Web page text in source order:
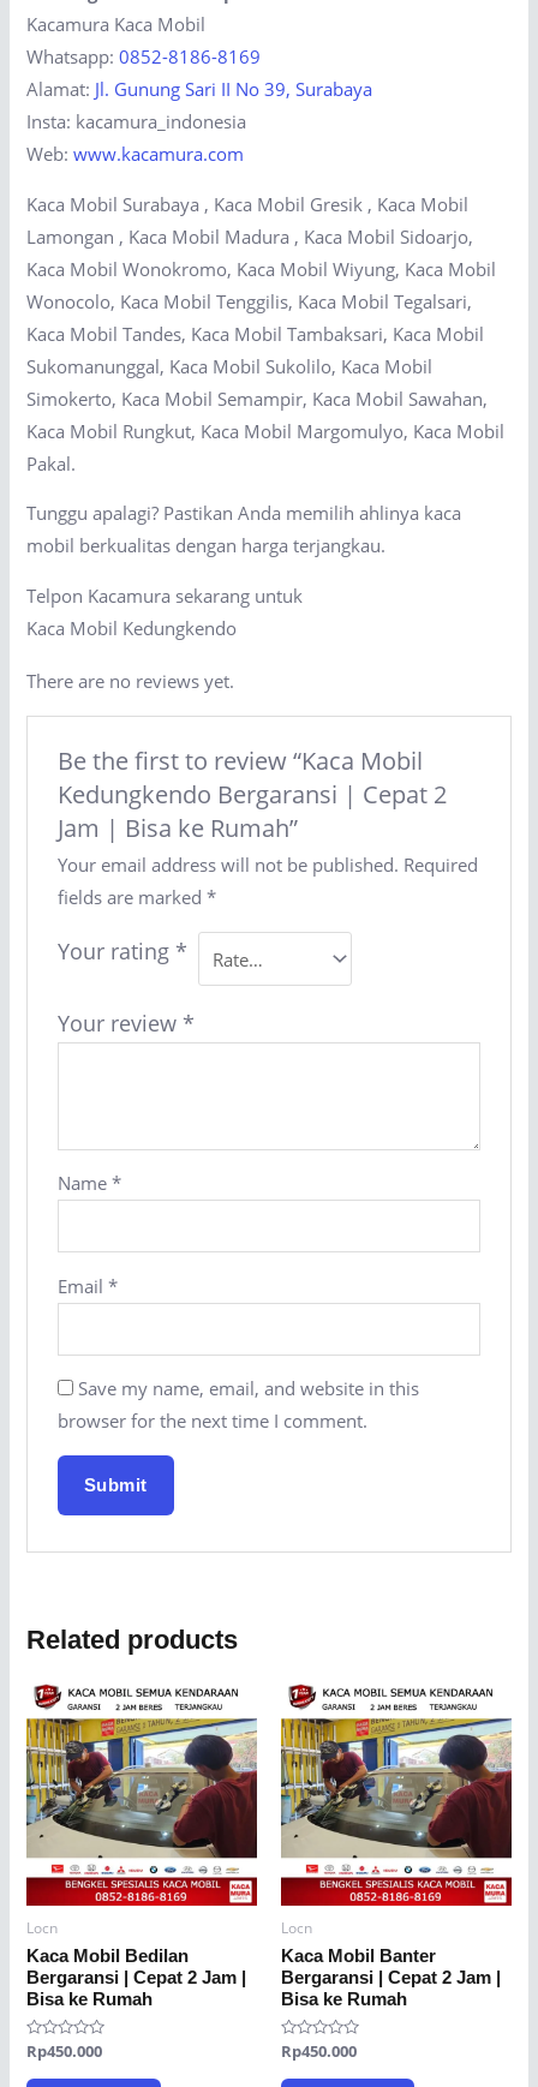
Kacamura Kaca Mobil
Whatsapp:0852-8186-8169
Alamat: Jl. Gunung Sari II No 39, Surabaya
Insta: kacamura_indonesia
Web:www.kacamura.com
Kaca Mobil Surabaya , Kaca Mobil Gresik , Kaca Mobil
Lamongan , Kaca Mobil Madura , Kaca Mobil Sidoarjo,
Kaca Mobil Wonokromo, Kaca Mobil Wiyung, Kaca Mobil
Wonocolo, Kaca Mobil Tenggilis, Kaca Mobil Tegalsari,
Kaca Mobil Tandes, Kaca Mobil Tambaksari, Kaca Mobil
Sukomanunggal, Kaca Mobil Sukolilo, Kaca Mobil
Simokerto, Kaca Mobil Semampir, Kaca Mobil Sawahan,
Kaca Mobil Rungkut, Kaca Mobil Margomulyo, Kaca Mobil
Pakal.
Tunggu apalagi? Pastikan Anda memilih ahlinya kaca
mobil berkualitas dengan harga terjangkau.
Telpon Kacamura sekarang untuk
Kaca Mobil Kedungkendo
There are no reviews yet.
Be the first to review “Kaca Mobil
Kedungkendo Bergaransi | Cepat 2
Jam | Bisa ke Rumah”
Your email address will not be published. Required
fields are marked *
Your rating *
Your review *
Name *
Email *
Save my name, email, and website in this
browser for the next time I comment.
Related products
Locn
Kaca Mobil Bedilan
Bergaransi | Cepat 2 Jam |
Bisa ke Rumah
Rated
out
Rp450.000
Locn
Kaca Mobil Banter
Bergaransi | Cepat 2 Jam |
Bisa ke Rumah
Rated
out
Rp450.000